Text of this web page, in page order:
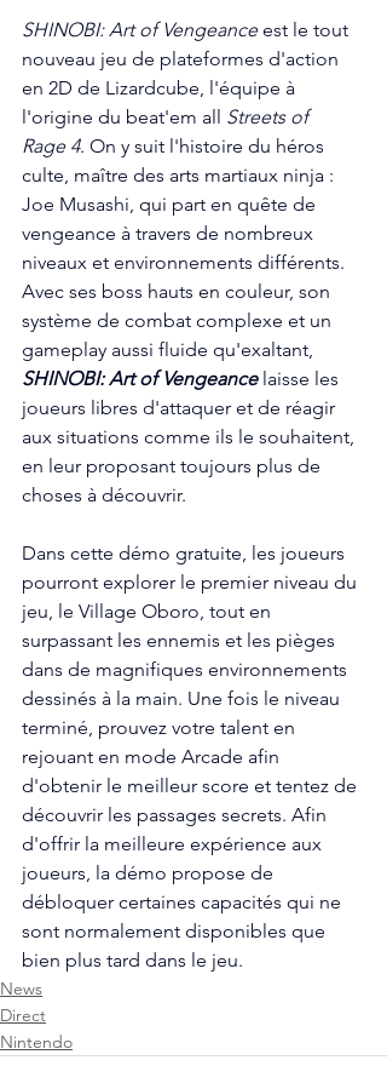
SHINOBI: Art of Vengeance est le tout
nouveau jeu de plateformes d'action
en 2D de Lizardcube, l'équipe à
l'origine du beat'em all Streets of
Rage 4. On y suit l'histoire du héros
culte, maître des arts martiaux ninja :
Joe Musashi, qui part en quête de
vengeance à travers de nombreux
niveaux et environnements différents.
Avec ses boss hauts en couleur, son
système de combat complexe et un
gameplay aussi fluide qu'exaltant,
SHINOBI: Art of Vengeance laisse les
joueurs libres d'attaquer et de réagir
aux situations comme ils le souhaitent,
en leur proposant toujours plus de
choses à découvrir.
Dans cette démo gratuite, les joueurs
pourront explorer le premier niveau du
jeu, le Village Oboro, tout en
surpassant les ennemis et les pièges
dans de magnifiques environnements
dessinés à la main. Une fois le niveau
terminé, prouvez votre talent en
rejouant en mode Arcade afin
d'obtenir le meilleur score et tentez de
découvrir les passages secrets. Afin
d'offrir la meilleure expérience aux
joueurs, la démo propose de
débloquer certaines capacités qui ne
sont normalement disponibles que
bien plus tard dans le jeu.
News
Direct
Nintendo